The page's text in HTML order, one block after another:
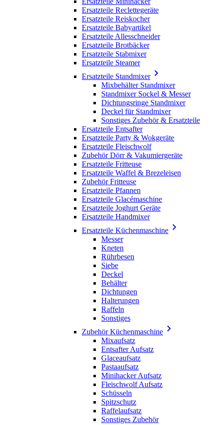
Ersatzteile Reclettegeräte
Ersatzteile Reiskocher
Ersatzteile Babyartikel
Ersatzteile Allesschneider
Ersatzteile Brotbäcker
Ersatzteile Stabmixer
Ersatzteile Steamer
Ersatzteile Standmixer
Mixbehälter Standmixer
Standmixer Sockel & Messer
Dichtungsringe Standmixer
Deckel für Standmixer
Sonstiges Zubehör & Ersatzteile
Ersatzteile Entsafter
Ersatzteile Party & Wokgeräte
Ersatzteile Fleischwolf
Zubehör Dörr & Vakumiergeräte
Ersatzteile Fritteuse
Ersatzteile Waffel & Brezeleisen
Zubehör Fritteuse
Ersatzteile Pfannen
Ersatzteile Glacémaschine
Ersatzteile Joghurt Geräte
Ersatzteile Handmixer
Ersatzteile Küchenmaschine 
Messer
Kneten
Rührbesen
Siebe
Deckel
Behälter
Dichtungen
Halterungen
Raffeln
Sonstiges
Zubehör Küchenmaschine 
Mixaufsatz
Entsafter Aufsatz
Glaceaufsatz
Pastaaufsatz
Minihacker Aufsatz
Fleischwolf Aufsatz
Schüsseln
Spitzschutz
Raffelaufsatz
Sonstiges Zubehör